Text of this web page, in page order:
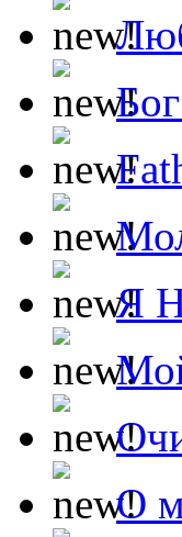
Я
О